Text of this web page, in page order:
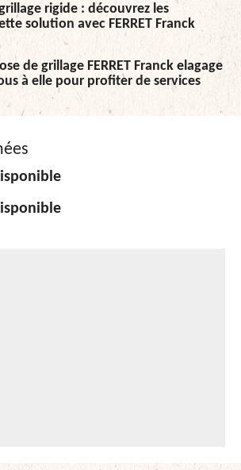
rigide : découvrez les
solution avec FERRET Franck
de grillage FERRET Franck elagage
à elle pour profiter de services